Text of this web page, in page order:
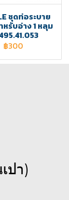
ชุดท่อระบาย
หรับอ่าง 1 หลุม
฿300
ปา)